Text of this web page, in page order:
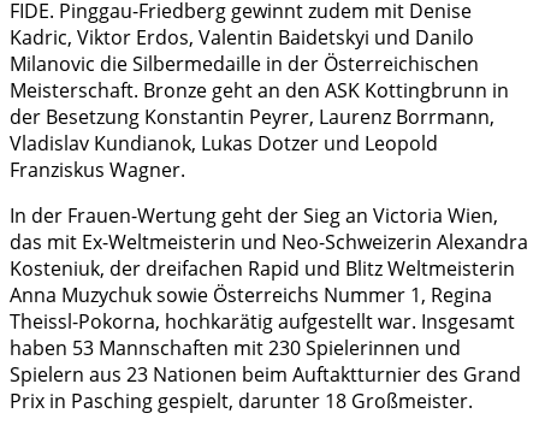
FIDE. Pinggau-Friedberg gewinnt zudem mit Denise
Kadric, Viktor Erdos, Valentin Baidetskyi und Danilo
Milanovic die Silbermedaille in der Österreichischen
Meisterschaft. Bronze geht an den ASK Kottingbrunn in
der Besetzung Konstantin Peyrer, Laurenz Borrmann,
Vladislav Kundianok, Lukas Dotzer und Leopold
Franziskus Wagner.
In der Frauen-Wertung geht der Sieg an Victoria Wien,
das mit Ex-Weltmeisterin und Neo-Schweizerin Alexandra
Kosteniuk, der dreifachen Rapid und Blitz Weltmeisterin
Anna Muzychuk sowie Österreichs Nummer 1, Regina
Theissl-Pokorna, hochkarätig aufgestellt war. Insgesamt
haben 53 Mannschaften mit 230 Spielerinnen und
Spielern aus 23 Nationen beim Auftaktturnier des Grand
Prix in Pasching gespielt, darunter 18 Großmeister.